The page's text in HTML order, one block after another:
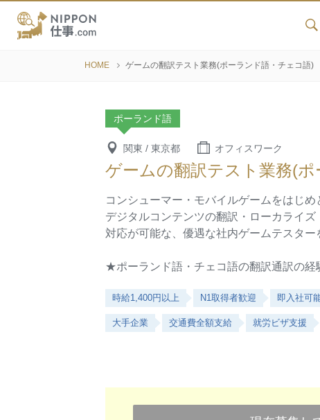
HOME ゲームの翻訳テスト業務(ポーランド語・チェコ語)
ポーランド語
関東 / 東京都 オフィスワーク
ゲームの翻訳テスト業務(
コンシューマー・モバイルゲームをはじめ
デジタルコンテンツの翻訳・ローカライズ
対応が可能な、優遇な社内ゲームテスター
★ポーランド語・チェコ語の翻訳通訳の経
時給1,400円以上 N1取得者歓迎 即入社可
大手企業 交通費全額支給 就労ビザ支援